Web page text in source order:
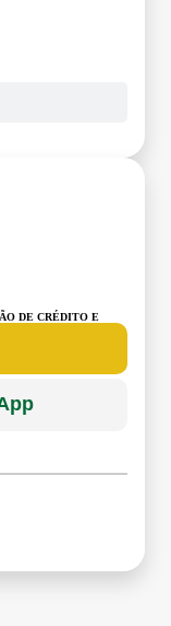
DE CRÉDITO E